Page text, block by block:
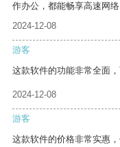
作办公，都能畅享高速网
2024-12-08
游客
这款软件的功能非常全面
2024-12-08
游客
这款软件的价格非常实惠，